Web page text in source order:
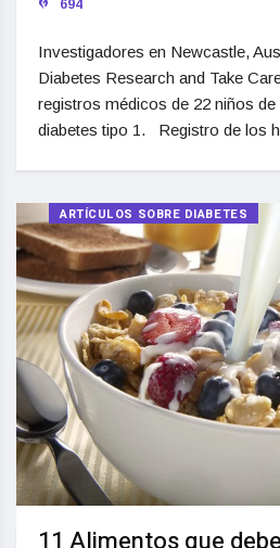
694
Investigadores en Newcastle,
Diabetes Research and Take
registros médicos de 22 niños
diabetes tipo 1. Registro de los
ARTÍCULOS SOBRE DIABETES
11 Alimentos que